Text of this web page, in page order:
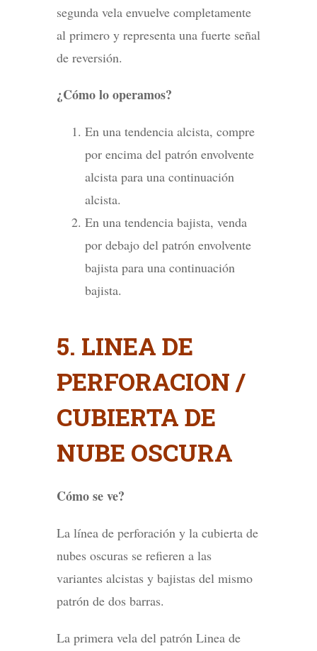
segunda vela envuelve completamente
al primero y representa una fuerte señal
de reversión.
¿Cómo lo operamos?
En una tendencia alcista, compre
por encima del patrón envolvente
alcista para una continuación
alcista.
En una tendencia bajista, venda
por debajo del patrón envolvente
bajista para una continuación
bajista.
5. LINEA DE
PERFORACION /
CUBIERTA DE
NUBE OSCURA
Cómo se ve?
La línea de perforación y la cubierta de
nubes oscuras se refieren a las
variantes alcistas y bajistas del mismo
patrón de dos barras.
La primera vela del patrón Linea de